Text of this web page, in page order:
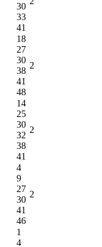
30
33
41
18
27
30
38
41
48
2
14
25
30
32
38
41
2
4
9
27
30
41
46
2
1
4